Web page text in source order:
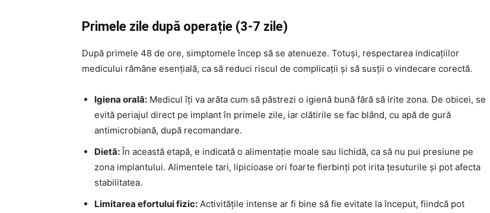
Primele zile după operație (3-7 zile)
După primele 48 de ore, simptomele încep să se atenueze. Totuși, respectarea indicațiilor
medicului rămâne esențială, ca să reduci riscul de complicații și să susții o vindecare corectă.
Igiena orală: Medicul îți va arăta cum să păstrezi o igienă bună fără să irite zona. De obicei, se
evită periajul direct pe implant în primele zile, iar clătirile se fac blând, cu apă de gură
antimicrobiană, după recomandare.
Dietă: În această etapă, e indicată o alimentație moale sau lichidă, ca să nu pui presiune pe
zona implantului. Alimentele tari, lipicioase ori foarte fierbinți pot irita țesuturile și pot afecta
stabilitatea.
Limitarea efortului fizic: Activitățile intense ar fi bine să fie evitate la început, fiindcă pot